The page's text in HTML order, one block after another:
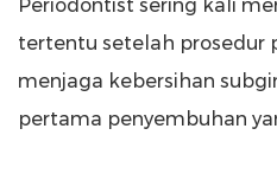
Periodontist sering kali
tertentu setelah prosedur
menjaga kebersihan
pertama penyembuhan